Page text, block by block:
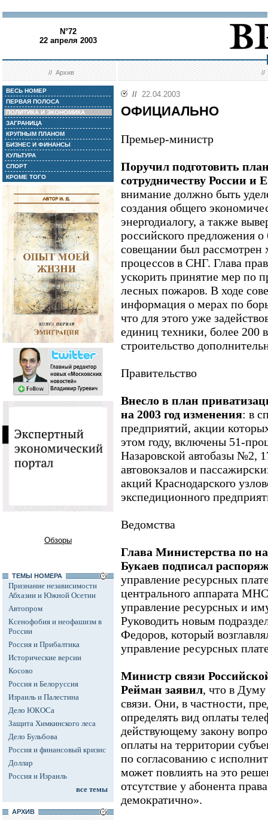
N°72
22 апреля 2003
//Архив //
ВЕСЬ НОМЕР
ПЕРВАЯ ПОЛОСА
ПОЛИТИКА И ЭКОНОМИКА
ЗАГРАНИЦА
КРУПНЫМ ПЛАНОМ
БИЗНЕС И ФИНАНСЫ
КУЛЬТУРА
СПОРТ
КРОМЕ ТОГО
Обзоры
ТЕМЫ НОМЕРА
Признание независимости
Абхазии и Южной Осетии
Автопром
Ксенофобия и неофашизм в
России
Россия и Прибалтика
Исторические версии
Косово
Россия и Белоруссия
Израиль и Палестина
Дело ЮКОСа
Защита Химкинского леса
Дело Бульбова
Россия и финансовый кризис
Доллар
Россия и Израиль
все темы
АРХИВ
// 22.04.2003
ОФИЦИАЛЬНО
Премьер-министр
Поручил подготовить
сотрудничеству России и
внимание должно быть
создания общего
энергодиалогу, а также
российского предложения
совещании был рассмотрен
процессов в СНГ. Глава
ускорить принятие мер по
лесных пожаров. В ходе
информация о мерах по
что для этого уже
единиц техники, более 200
строительство
Правительство
Внесло в план
на 2003 год изменения: в
предприятий, акции
этом году, включены 51-
Назаровской автобазы №2,
автовокзалов и
акций Краснодарского
экспедиционного
Ведомства
Глава Министерства по
Букаев подписал
управление ресурсных
центрального аппарата
управление ресурсных и
Руководить новым
Федоров, который
управление ресурсных
Министр связи
Рейман заявил, что в Думу
связи. Они, в частности,
определять вид оплаты
действующему закону
оплаты на территории
по согласованию с
может повлиять на это
отсутствие у абонента
демократично».